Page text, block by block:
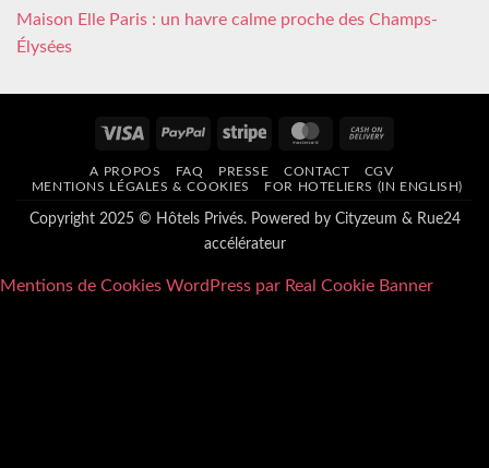
Maison Elle Paris : un havre calme proche des Champs-
Élysées
Visa PayPal Stripe MasterCard
Delivery
A PROPOS FAQ PRESSE CONTACT
CGV
MENTIONS LÉGALES & COOKIES
FOR HOTELIERS (IN ENGLISH)
Copyright 2025 © Hôtels Privés. Powered by Cityzeum & Rue24
accélérateur
Mentions de Cookies WordPress par Real Cookie Banner